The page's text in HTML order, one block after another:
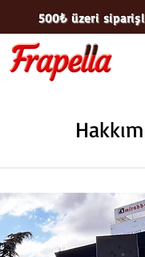
500₺ üzeri